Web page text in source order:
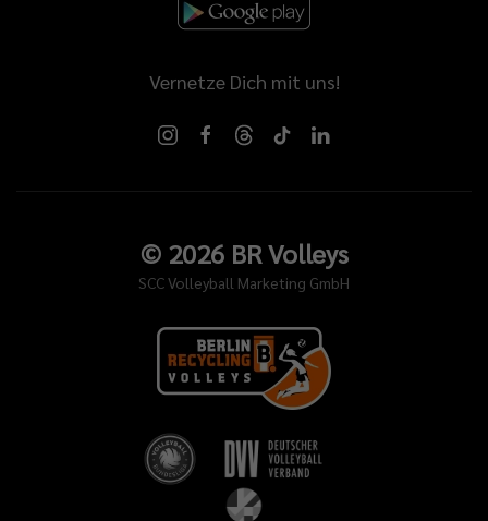
Vernetze Dich mit uns!
© 2026BR Volleys
SCC Volleyball Marketing GmbH